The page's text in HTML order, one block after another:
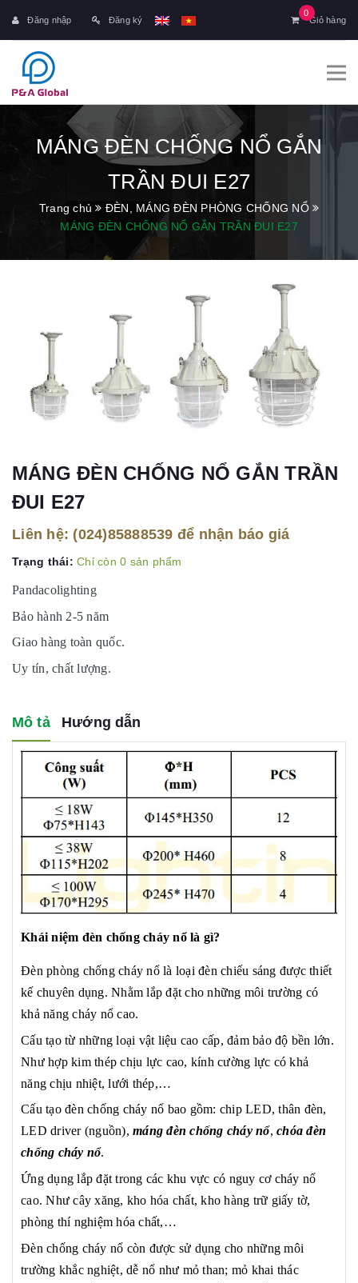
0
Giỏ hàng
Đăng nhập Đăng ký
MÁNG ĐÈN CHỐNG NỔ GẮN
TRẦN ĐUI E27
Trang chủ
ĐÈN, MÁNG ĐÈN PHÒNG CHỐNG NỔ
MÁNG ĐÈN CHỐNG NỔ GẮN TRẦN ĐUI E27
MÁNG ĐÈN CHỐNG NỔ GẮN TRẦN
ĐUI E27
Liên hệ: (024)85888539 để nhận báo giá
Trạng thái: Chỉ còn 0 sản phẩm
Pandacolighting
Bảo hành 2-5 năm
Giao hàng toàn quốc.
Uy tín, chất lượng.
Mô tả Hướng dẫn
Khái niệm đèn chống cháy nổ là gì?
Đèn phòng chống cháy nổ là loại đèn chiếu sáng được thiết
kế chuyên dụng. Nhằm lắp đặt cho những môi trường có
khả năng cháy nổ cao.
Cấu tạo từ những loại vật liệu cao cấp, đảm bảo độ bền lớn.
Như hợp kim thép chịu lực cao, kính cường lực có khả
năng chịu nhiệt, lưới thép,…
Cấu tạo đèn chống cháy nổ bao gồm: chip LED, thân đèn,
LED driver (nguồn), máng đèn chống cháy nổ, chóa đèn
chống cháy nổ.
Ứng dụng lắp đặt trong các khu vực có nguy cơ cháy nổ
cao. Như cây xăng, kho hóa chất, kho hàng trữ giấy tờ,
phòng thí nghiệm hóa chất,…
Đèn chống cháy nổ còn được sử dụng cho những môi
trường khắc nghiệt, dễ nổ như mỏ than; mỏ khai thác